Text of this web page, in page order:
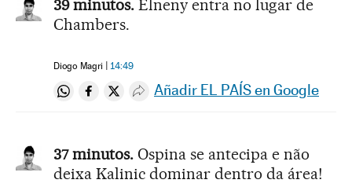
39 minutos. Elneny entra no lugar de
Chambers.
Diogo Magri 14:49
Compartir en Whatsapp
Compartir en Facebook
Compartir en Twitter
Desplegar Redes Sociales
Añadir EL PAÍS en Google
37 minutos. Ospina se antecipa e não
deixa Kalinic dominar dentro da área!